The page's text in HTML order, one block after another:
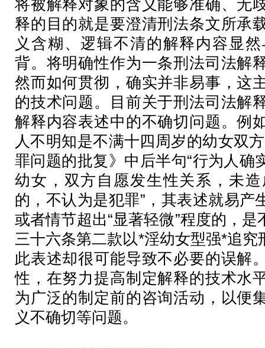
将被解释对象的含义能够准确、无
释的目的就是要澄清刑法条文所承
义含糊、逻辑不清的解释内容显
背。将明确性作为一条刑法司法解
然而如何贯彻，确实并非易事，这
的技术问题。目前关于刑法司法解
解释内容表述中的不确切问题。例
人不明知是不满十四周岁的幼女双
罪问题的批复》中后半句“行为人确
幼女，双方自愿发生性关系，未
的，不认为是犯罪”，其表述就易产
或者情节超出“显著轻微”程度的，
三十六条第二款以*淫幼女型强*追
此表述却很可能导致不必要的误解
性，在努力提高制定解释的技术水
为广泛的制定前的咨询活动，以便
义不确切等问题。